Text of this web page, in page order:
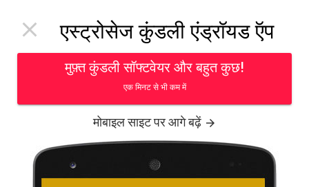
 एस्ट्रोसेज कुंडली एंड्रॉयड ऍप
मुफ़्त कुंडली सॉफ्टवेयर और बहुत कुछ!
एक मिनट से भी कम में
मोबाइल साइट पर आगे बढ़ें 